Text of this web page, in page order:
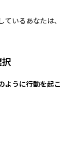
いるあなたは、
ように行動を起こ